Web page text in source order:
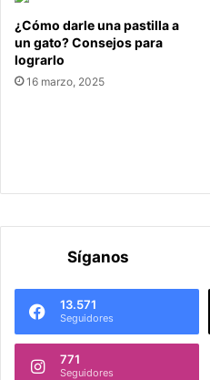
¿Cómo darle una pastilla a
un gato? Consejos para
lograrlo
16 marzo, 2025
Síganos
13.571
Seguidores
771
Seguidores